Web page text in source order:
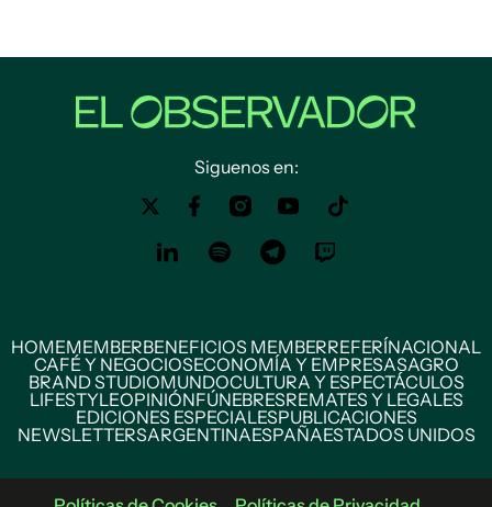
Siguenos en:
HOMEMEMBERBENEFICIOS MEMBERREFERÍNACIONAL
CAFÉ Y NEGOCIOSECONOMÍA Y EMPRESASAGRO
BRAND STUDIOMUNDOCULTURA Y ESPECTÁCULOS
LIFESTYLEOPINIÓNFÚNEBRESREMATES Y LEGALES
EDICIONES ESPECIALESPUBLICACIONES
NEWSLETTERSARGENTINAESPAÑAESTADOS UNIDOS